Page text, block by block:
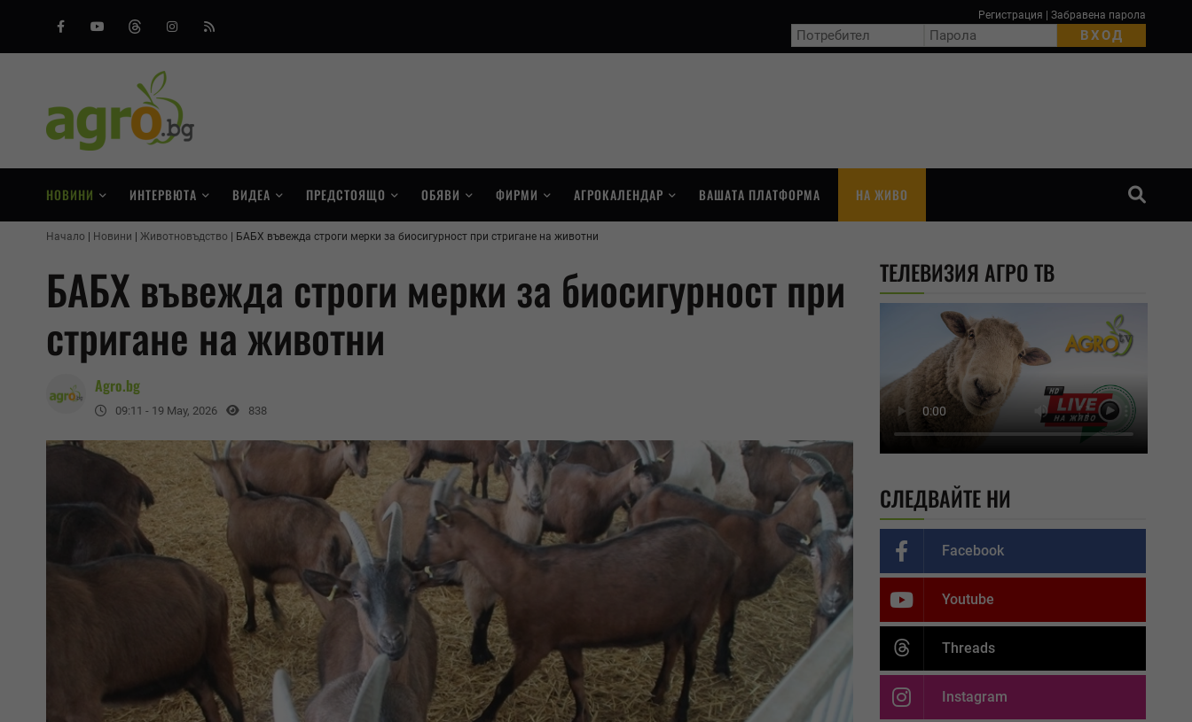
FacebookYoutubeThreadsInstagram
RSS
Регистрация Забравена парола
НОВИНИ ИНТЕРВЮТА ВИДЕА ПРЕДСТОЯЩО ОБЯВИ ФИРМИ АГРОКАЛЕНДАР ВАШАТА ПЛАТФОРМА НА ЖИВО
Начало Новини Животновъдство БАБХ въвежда строги мерки за биосигурност при стригане на животни
БАБХ въвежда строги мерки за биосигурност при
стригане на животни
Agro.bg
09:11 - 19 May, 2026 838
ТЕЛЕВИЗИЯ АГРО ТВ
СЛЕДВАЙТЕ НИ
Facebook
Youtube
Threads
Instagram